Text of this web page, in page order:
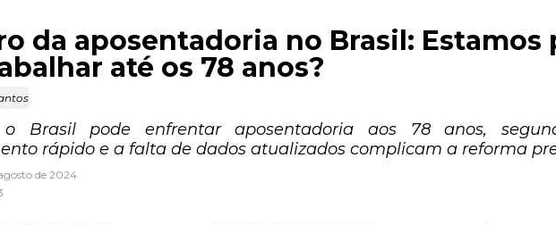
da aposentadoria no Brasil: Estamos
até os 78 anos?
Brasil pode enfrentar aposentadoria aos 78 anos,
rápido e a falta de dados atualizados complicam a reforma
de 2024